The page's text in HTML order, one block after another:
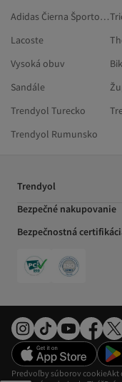
Adidas Čierna Športové Legíny
Lacoste
Vysoká obuv
Sandále
Trendyol Turecko
Trendyol Rumunsko
Trendyol
Bezpečné nakupovanie
Bezpečnostná
Predvoľby súborov cookieAkt